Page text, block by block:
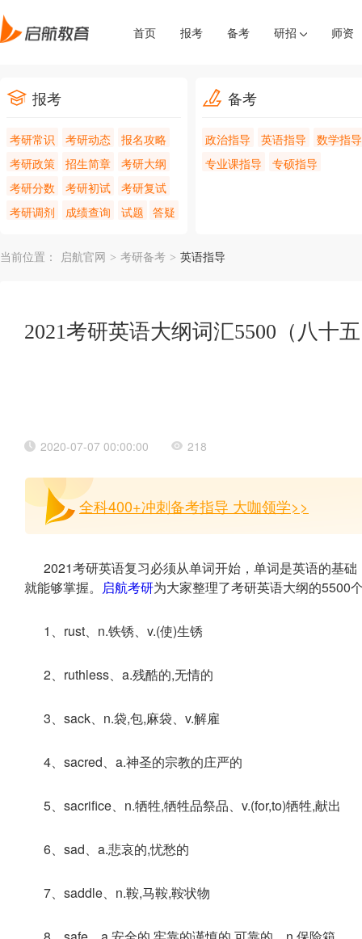
首页 报考 备考 研招 师资
报考
考研常识 考研动态
报名攻略
考研政策
招生简章
考研大纲
考研分数
考研初试
考研复试
考研调剂
成绩查询 试题 答疑
备考
政治指导 英语指导
数学指导
专业课指导
专硕指导
当前位置： 启航官网 > 考研备考 > 英语指导
2021考研英语大纲词汇5500（八十
2020-07-07 00:00:00 218
全科400+冲刺备考指导 大咖领学>>
2021考研英语复习必须从单词开始，单词是英语的基
就能够掌握。 启航考研为大家整理了考研英语大纲的5500
1、rust、n.铁锈、v.(使)生锈
2、ruthless、a.残酷的,无情的
3、sack、n.袋,包,麻袋、v.解雇
4、sacred、a.神圣的宗教的庄严的
5、sacrifice、n.牺牲,牺牲品祭品、v.(for,to)牺牲,献出
6、sad、a.悲哀的,忧愁的
7、saddle、n.鞍,马鞍,鞍状物